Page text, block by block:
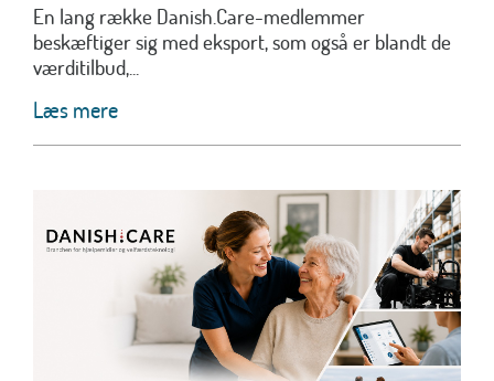
En lang række Danish.Care-medlemmer
beskæftiger sig med eksport, som også er blandt de
værditilbud,...
Læs mere